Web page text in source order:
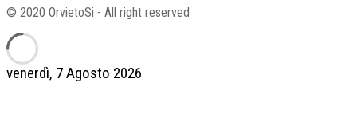
venerdì, 7 Agosto 2026
© 2020 OrvietoSi - All right reserved